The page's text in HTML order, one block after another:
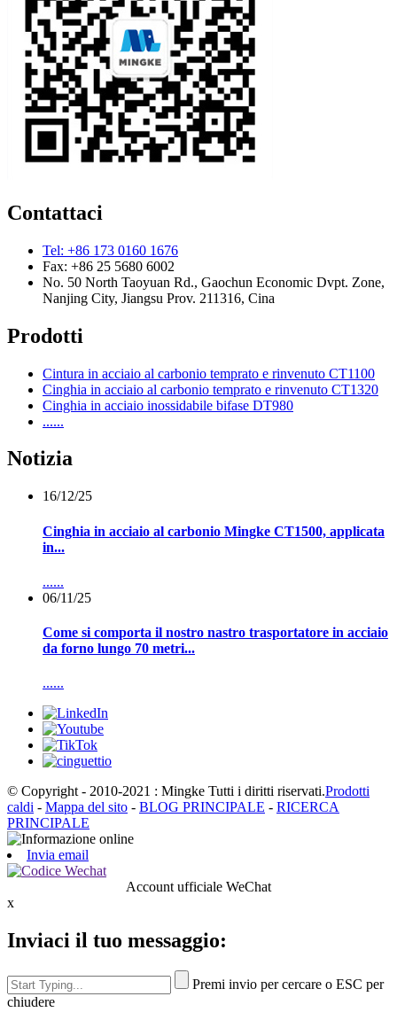
Contattaci
Tel: +86 173 0160 1676
Fax: +86 25 5680 6002
No. 50 North Taoyuan Rd., Gaochun Economic Dvpt. Zone,
Nanjing City, Jiangsu Prov. 211316, Cina
Prodotti
Cintura in acciaio al carbonio temprato e rinvenuto CT1100
Cinghia in acciaio al carbonio temprato e rinvenuto CT1320
Cinghia in acciaio inossidabile bifase DT980
......
Notizia
16/12/25
Cinghia in acciaio al carbonio Mingke CT1500, applicata
in...
......
06/11/25
Come si comporta il nostro nastro trasportatore in acciaio
da forno lungo 70 metri...
......
© Copyright - 2010-2021 : Mingke Tutti i diritti riservati.Prodotti
caldi - Mappa del sito - BLOG PRINCIPALE - RICERCA
PRINCIPALE
Invia email
Account ufficiale WeChat
x
Inviaci il tuo messaggio:
Premi invio per cercare o ESC per
chiudere